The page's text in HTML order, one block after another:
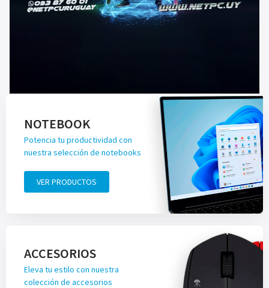
NOTEBOOK
Potencia tu productividad con
nuestra selección de notebooks
VER PRODUCTOS
ACCESORIOS
Eleva tu estilo con nuestra
colección de accesorios